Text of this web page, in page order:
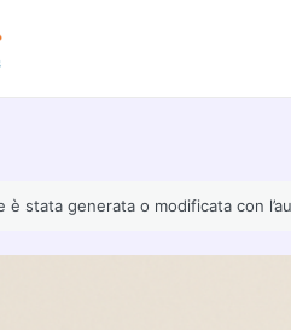
è stata generata o modificata con